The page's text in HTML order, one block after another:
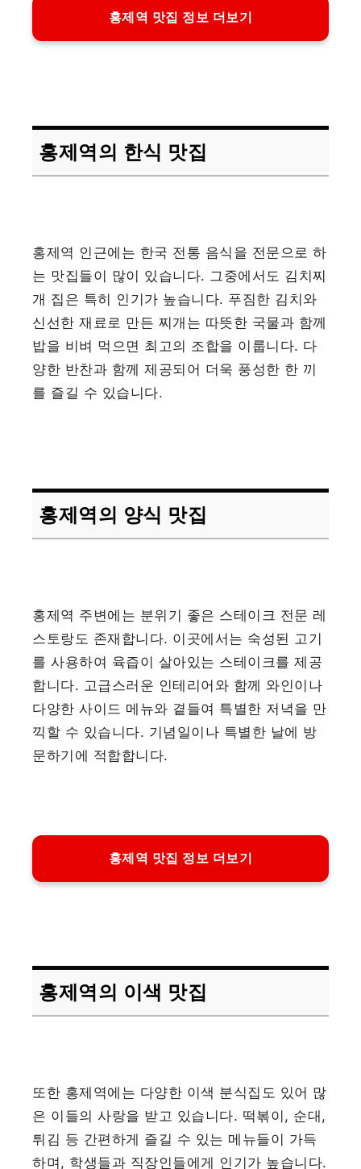
홍제역 맛집 정보 더보기
홍제역의 한식 맛집
홍제역 인근에는 한국 전통 음식을 전문으로 하
는 맛집들이 많이 있습니다. 그중에서도 김치찌
개 집은 특히 인기가 높습니다. 푸짐한 김치와
신선한 재료로 만든 찌개는 따뜻한 국물과 함께
밥을 비벼 먹으면 최고의 조합을 이룹니다. 다
양한 반찬과 함께 제공되어 더욱 풍성한 한 끼
를 즐길 수 있습니다.
홍제역의 양식 맛집
홍제역 주변에는 분위기 좋은 스테이크 전문 레
스토랑도 존재합니다. 이곳에서는 숙성된 고기
를 사용하여 육즙이 살아있는 스테이크를 제공
합니다. 고급스러운 인테리어와 함께 와인이나
다양한 사이드 메뉴와 곁들여 특별한 저녁을 만
끽할 수 있습니다. 기념일이나 특별한 날에 방
문하기에 적합합니다.
홍제역 맛집 정보 더보기
홍제역의 이색 맛집
또한 홍제역에는 다양한 이색 분식집도 있어 많
은 이들의 사랑을 받고 있습니다. 떡볶이, 순대,
튀김 등 간편하게 즐길 수 있는 메뉴들이 가득
하며, 학생들과 직장인들에게 인기가 높습니다.